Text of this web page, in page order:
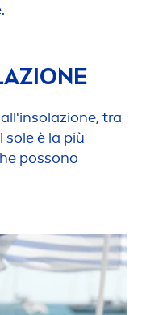
tra
è la più
possono